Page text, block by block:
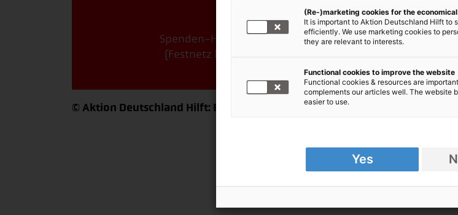
zum Spendenformular
Spenden-Hotline: 0900 55 10 20 30
(Festnetz kostenfrei, mobil höher)
© Aktion Deutschland Hilft: Erdbeben Haiti - Spenden weiterhin benötigt
(Re-)marketing cookies for the
It is important to Aktion Deutschland Hilft to
efficiently. We use marketing cookies to
they are relevant to interests.
Functional cookies to improve the website
Functional cookies & resources are
complements our articles well. The website
easier to use.
Yes